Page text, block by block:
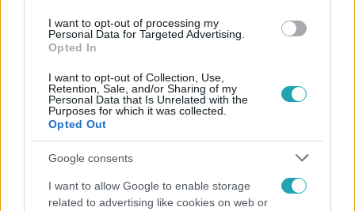
I want to opt-out of processing my
Personal Data for Targeted Advertising.
Opted In
I want to opt-out of Collection, Use,
Retention, Sale, and/or Sharing of my
Personal Data that Is Unrelated with the
Purposes for which it was collected.
Opted Out
Google consents
I want to allow Google to enable storage
related to advertising like cookies on web or